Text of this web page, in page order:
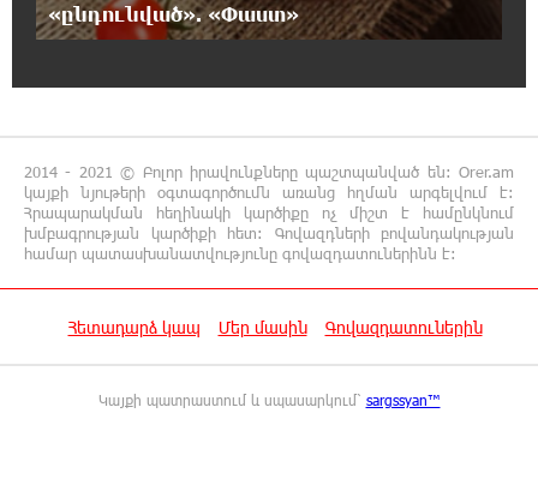
16:12:38 7-08-2026
Կաթողիկոսի դեմ հարուցվել է ապօրինի
խայտառակ երևույթ է
«Ուժեղ Հայաստան»-ը լքեց ԱԺ դահլիճը՝
Վեհափառի դատավարությանը
մասնակցելու համար
14:48:31 7-08-2026
Տիկի՜ն Ղազարյան, ցույց տվե՜ք այն էջը,
չեք կարող, որովհետև նման էջ այդ զեկույցում գոյություն
չունի. Ղահրամանյանը՝ Ղազարյանի հայտարարության
«ընդունված». «Փաստ»
2014 - 2021 © Բոլոր իրավունքները պաշտպանված են: Orer.am
կայքի նյութերի օգտագործումն առանց հղման արգելվում է:
Հրապարակման հեղինակի կարծիքը ոչ միշտ է համընկնում
խմբագրության կարծիքի հետ: Գովազդների բովանդակության
համար պատասխանատվությունը գովազդատուներինն է:
Հետադարձ կապ Մեր մասին Գովազդատուներին
Կայքի պատրաստում և սպասարկում՝ sargssyan™